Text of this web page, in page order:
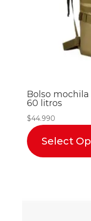
Bolso
60 litros
$44.990
Select